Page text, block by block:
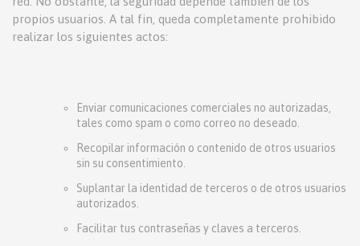
propios usuarios. A tal fin, queda completamente prohibido
realizar los siguientes actos:
Enviar comunicaciones comerciales no autorizadas,
tales como spam o como correo no deseado.
Recopilar información o contenido de otros usuarios
sin su consentimiento.
Suplantar la identidad de terceros o de otros usuarios
autorizados.
Facilitar tus contraseñas y claves a terceros.